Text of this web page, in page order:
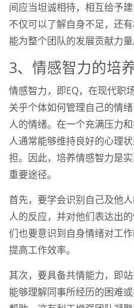
间应当坦诚相待，相互给予
不仅可以了解自身不足，还
能为整个团队的发展贡献力量
3、情感智力的培
情感智力，即EQ，在现代职
关乎个体如何管理自己的情
人的情绪。在一个充满压力
人通常能够维持良好的心理
担。因此，培养情感智力是
重要途径。
首先，要学会识别自己及他
人的反应，并对他们表达出
们也要意识到自身情绪对工
提高工作效率。
其次，要具备共情能力，即
能够理解同事所经历的困难